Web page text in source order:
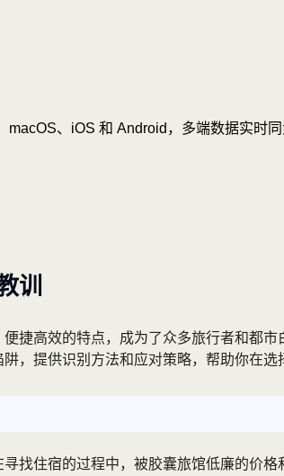
macOS、iOS 和 Android，多端数据实时同
训
捷高效的特点，成为了众多旅行者和都
，提供识别方法和应对策略，帮助你在选
找住宿的过程中，被胶囊旅馆低廉的价